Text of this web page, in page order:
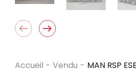
Accueil - Vendu - MAN RSP